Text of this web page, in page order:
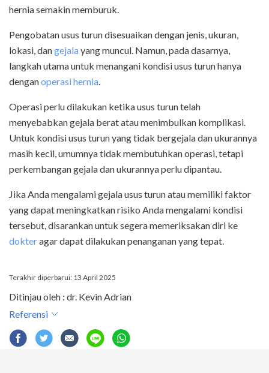
hernia semakin memburuk.
Pengobatan usus turun disesuaikan dengan jenis, ukuran,
lokasi, dangejalayang muncul. Namun, pada dasarnya,
langkah utama untuk menangani kondisi usus turun hanya
denganoperasi hernia.
Operasi perlu dilakukan ketika usus turun telah
menyebabkan gejala berat atau menimbulkan komplikasi.
Untuk kondisi usus turun yang tidak bergejala dan ukurannya
masih kecil, umumnya tidak membutuhkan operasi, tetapi
perkembangan gejala dan ukurannya perlu dipantau.
Jika Anda mengalami gejala usus turun atau memiliki faktor
yang dapat meningkatkan risiko Anda mengalami kondisi
tersebut, disarankan untuk segera memeriksakan diri ke
dokteragar dapat dilakukan penanganan yang tepat.
Terakhir diperbarui: 13 April 2025